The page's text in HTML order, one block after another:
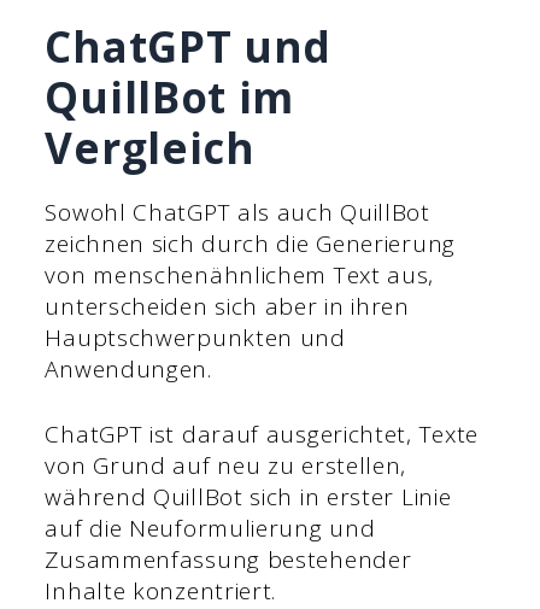
ChatGPT und
QuillBot im
Vergleich
Sowohl ChatGPT als auch QuillBot
zeichnen sich durch die Generierung
von menschenähnlichem Text aus,
unterscheiden sich aber in ihren
Hauptschwerpunkten und
Anwendungen.
ChatGPT ist darauf ausgerichtet, Texte
von Grund auf neu zu erstellen,
während QuillBot sich in erster Linie
auf die Neuformulierung und
Zusammenfassung bestehender
Inhalte konzentriert.